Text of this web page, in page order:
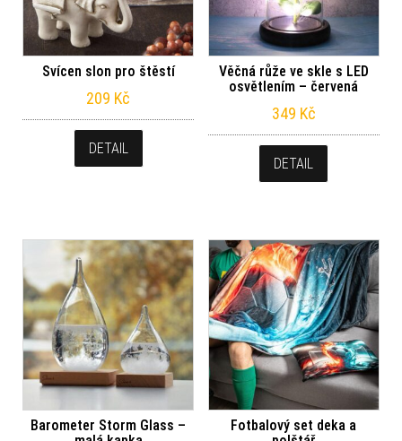
Svícen slon pro štěstí
209 Kč
DETAIL
Věčná růže ve skle s LED
osvětlením – červená
349 Kč
DETAIL
Barometer Storm Glass –
Fotbalový set deka a